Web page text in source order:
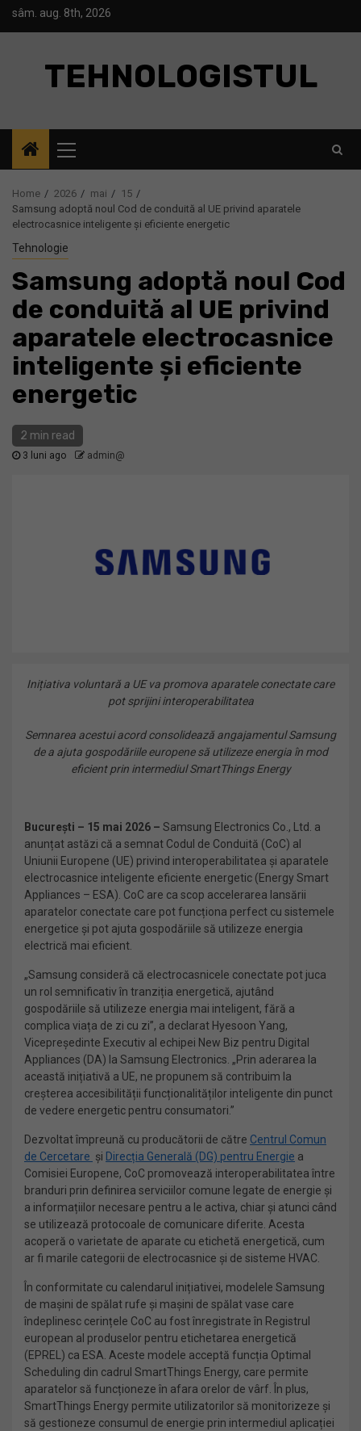
Skipsâm. aug. 8th, 2026
TEHNOLOGISTUL
Menu
Home 2026 mai
15
Samsung adoptă noul Cod de conduită al UE privind aparatele
electrocasnice inteligente și eficiente energetic
Tehnologie
Samsung adoptă noul Cod
de conduită al UE privind
aparatele electrocasnice
inteligente și eficiente
energetic
2 min read
3 luni ago admin@
Inițiativa voluntară a UE va promova aparatele conectate care
pot sprijini interoperabilitatea
Semnarea acestui acord consolidează angajamentul Samsung
de a ajuta gospodăriile europene să utilizeze energia în mod
eficient prin intermediul SmartThings Energy
București – 15 mai 2026 – Samsung Electronics Co., Ltd. a
anunțat astăzi că a semnat Codul de Conduită (CoC) al
Uniunii Europene (UE) privind interoperabilitatea și aparatele
electrocasnice inteligente eficiente energetic (Energy Smart
Appliances – ESA). CoC are ca scop accelerarea lansării
aparatelor conectate care pot funcționa perfect cu sistemele
energetice și pot ajuta gospodăriile să utilizeze energia
electrică mai eficient.
„Samsung consideră că electrocasnicele conectate pot juca
un rol semnificativ în tranziția energetică, ajutând
gospodăriile să utilizeze energia mai inteligent, fără a
complica viața de zi cu zi”, a declarat Hyesoon Yang,
Vicepreședinte Executiv al echipei New Biz pentru Digital
Appliances (DA) la Samsung Electronics. „Prin aderarea la
această inițiativă a UE, ne propunem să contribuim la
creșterea accesibilității funcționalităților inteligente din punct
de vedere energetic pentru consumatori.”
Dezvoltat împreună cu producătorii de către Centrul Comun
de Cercetare și Direcția Generală (DG) pentru Energie a
Comisiei Europene, CoC promovează interoperabilitatea între
branduri prin definirea serviciilor comune legate de energie și
a informațiilor necesare pentru a le activa, chiar și atunci când
se utilizează protocoale de comunicare diferite. Acesta
acoperă o varietate de aparate cu etichetă energetică, cum
ar fi marile categorii de electrocasnice și de sisteme HVAC.
În conformitate cu calendarul inițiativei, modelele Samsung
de mașini de spălat rufe și mașini de spălat vase care
îndeplinesc cerințele CoC au fost înregistrate în Registrul
european al produselor pentru etichetarea energetică
(EPREL) ca ESA. Aceste modele acceptă funcția Optimal
Scheduling din cadrul SmartThings Energy, care permite
aparatelor să funcționeze în afara orelor de vârf. În plus,
SmartThings Energy permite utilizatorilor să monitorizeze și
să gestioneze consumul de energie prin intermediul aplicației